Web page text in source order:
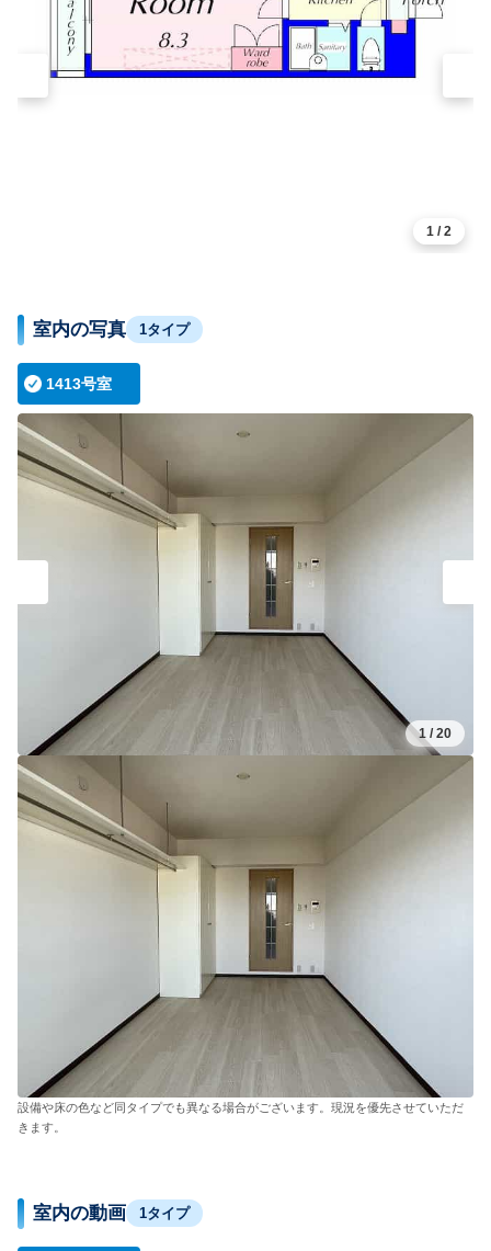
1 /2
室内の写真 1タイプ
1413号室
1 /20
設備や床の色など同タイプでも異なる場合がございます。現況を優先させていただ
きます。
室内の動画 1タイプ